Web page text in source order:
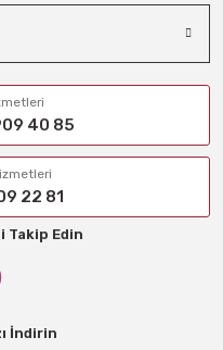
40 85
22 81
Takip Edin
İndirin